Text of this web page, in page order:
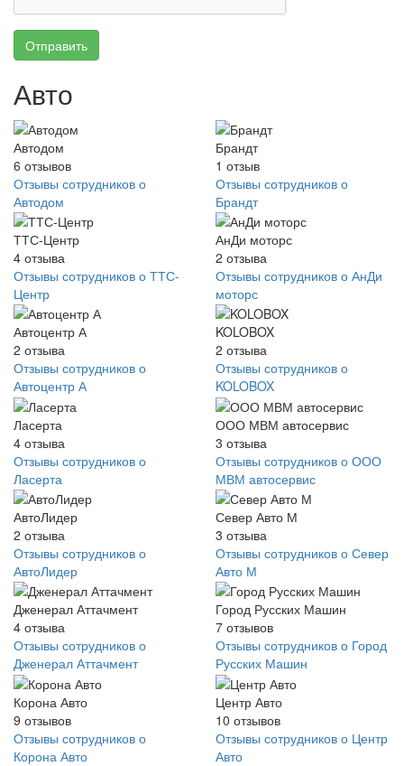
Отправить
Авто
Автодом
6 отзывов
Отзывы сотрудников о
Автодом
Брандт
1 отзыв
Отзывы сотрудников о
Брандт
ТТС-Центр
4 отзыва
Отзывы сотрудников о ТТС-
Центр
АнДи моторс
2 отзыва
Отзывы сотрудников о АнДи
моторс
Автоцентр А
2 отзыва
Отзывы сотрудников о
Автоцентр А
KOLOBOX
2 отзыва
Отзывы сотрудников о
KOLOBOX
Ласерта
4 отзыва
Отзывы сотрудников о
Ласерта
ООО МВМ автосервис
3 отзыва
Отзывы сотрудников о ООО
МВМ автосервис
АвтоЛидер
2 отзыва
Отзывы сотрудников о
АвтоЛидер
Север Авто М
3 отзыва
Отзывы сотрудников о Север
Авто М
Дженерал Аттачмент
4 отзыва
Отзывы сотрудников о
Дженерал Аттачмент
Город Русских Машин
7 отзывов
Отзывы сотрудников о Город
Русских Машин
Корона Авто
9 отзывов
Отзывы сотрудников о
Корона Авто
Центр Авто
10 отзывов
Отзывы сотрудников о Центр
Авто